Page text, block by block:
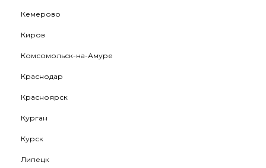
Кемерово
Киров
Комсомольск-на-Амуре
Краснодар
Красноярск
Курган
Курск
Липецк